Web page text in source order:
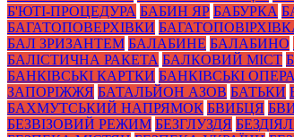
Б'ЮТІ-ПРОЦЕДУРА БАБИН ЯР БАБУРКА
БАГАТОПОВЕРХІВКИ
БАЛ ЗРИЗАНТЕМ БАЛАБИНЕ БАЛАБИНО
БАЛІСТИЧНА РАКЕТА БАЛКОВИЙ МІСТ
БАНКІВСЬКІ КАРТКИ БАНКІВСЬКІ
ЗАПОРІЖЖЯ БАТАЛЬЙОН АЗОВ БАТЬКИ
БАХМУТСЬКИЙ НАПРЯМОК БВИБЦЯ
БЕЗВІЗОВИЙ РЕЖИМ БЕЗГЛУЗДЯ